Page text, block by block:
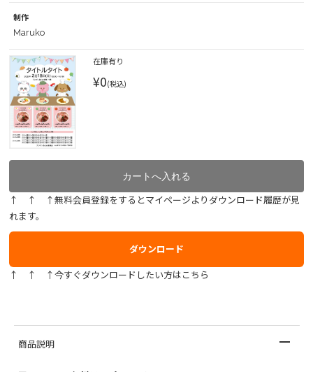
制作
Maruko
在庫有り
¥0(税込)
↑ ↑ ↑無料会員登録をするとマイページよりダウンロード履歴が見
れます。
ダウンロード
↑ ↑ ↑今すぐダウンロードしたい方はこちら
商品説明